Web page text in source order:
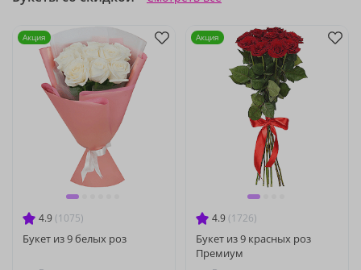
4.9 (1075)
Букет из 9 белых роз
Акция
4.9 (1726)
Букет из 9 красных роз
Премиум
Акция